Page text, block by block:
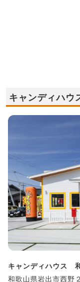
キャンディハ
キャンディハウス
和歌山県岩出市西野